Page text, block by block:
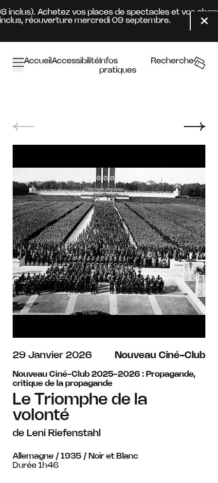
Achetez vos places de spectacles et vos
réouverture mercredi 09 septembre.
AccueilAccessibilitéInfos
pratiques
Recherche
29 janvier
Janvier 2026 Nouveau Ciné-Club
Nouveau Ciné-Club 2025-2026 : Propagande,
critique de la propagande
Le Triomphe de la
volonté
de Leni Riefenstahl
Allemagne / 1935 / Noir et Blanc
Durée 1h46